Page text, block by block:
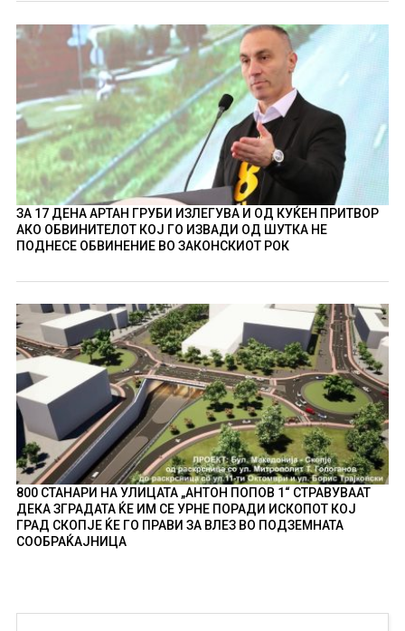
ЗА 17 ДЕНА АРТАН ГРУБИ ИЗЛЕГУВА И ОД КУЌЕН ПРИТВОР
АКО ОБВИНИТЕЛОТ КОЈ ГО ИЗВАДИ ОД ШУТКА НЕ
ПОДНЕСЕ ОБВИНЕНИЕ ВО ЗАКОНСКИОТ РОК
800 СТАНАРИ НА УЛИЦАТА „АНТОН ПОПОВ 1“ СТРАВУВААТ
ДЕКА ЗГРАДАТА ЌЕ ИМ СЕ УРНЕ ПОРАДИ ИСКОПОТ КОЈ
ГРАД СКОПЈЕ ЌЕ ГО ПРАВИ ЗА ВЛЕЗ ВО ПОДЗЕМНАТА
СООБРАЌАЈНИЦА